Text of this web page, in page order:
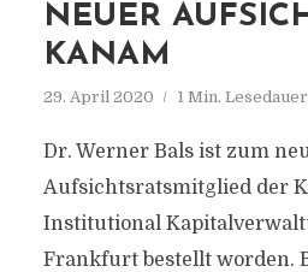
NEUER
KANAM
29. April 2020 1 Min. Lesedauer
Dr. Werner Bals ist zum
Aufsichtsratsmitglied der
Institutional
Frankfurt bestellt worden.